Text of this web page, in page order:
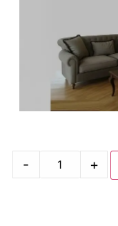
- +